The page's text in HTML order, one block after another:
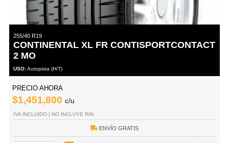
255/40 R19
CONTINENTAL XL FR CONTISPORTCONTACT
2 MO
USO:Autopista (H/T)
PRECIO AHORA
$1,451,800 c/u
IVA INCLUIDO | NO INCLUYE RIN
ENVÍO GRATIS